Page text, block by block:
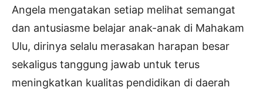
Angela mengatakan setiap melihat semangat
dan antusiasme belajar anak-anak di Mahakam
Ulu, dirinya selalu merasakan harapan besar
sekaligus tanggung jawab untuk terus
meningkatkan kualitas pendidikan di daerah